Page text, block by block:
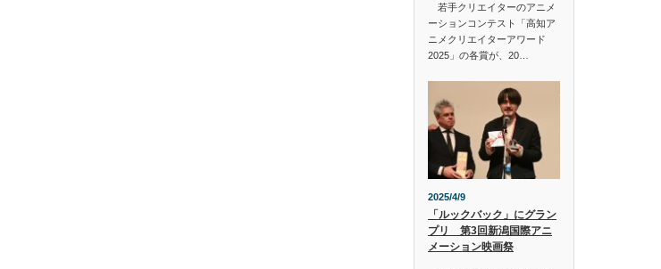
若手クリエイターのアニメ
ーションコンテスト「高知ア
ニメクリエイターアワード
2025」の各賞が、20…
2025/4/9
「ルックバック」にグラン
プリ 第3回新潟国際アニ
メーション映画祭